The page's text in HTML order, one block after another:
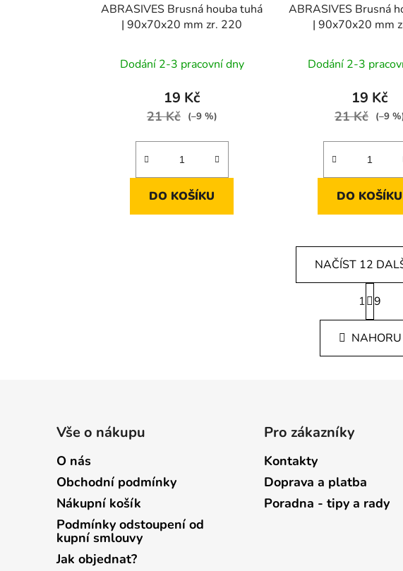
ABRASIVES Brusná houba tuhá
| 90x70x20 mm zr. 220
Dodání 2-3 pracovní dny
19 Kč
21 Kč (–9 %)
DO KOŠÍKU
ABRASIVES Brusná
| 90x70x20 mm
Dodání 2-3
19 Kč
21 Kč (–9
DO KOŠÍKU
O
v
l
á
v
NAČÍST 12
S
t
r
á
n
k
1 9
NAHORU
Vše o nákupu
O nás
Obchodní podmínky
Nákupní košík
Podmínky odstoupení od
kupní smlouvy
Jak objednat?
Pro zákazníky
Kontakty
Doprava a platba
Poradna - tipy a rady